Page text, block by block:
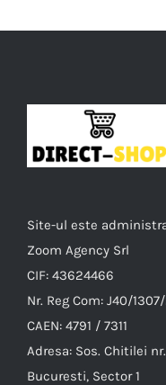
Site-ul este
Zoom Agency Srl
CIF: 43624466
Nr. Reg Com: J40/
CAEN: 4791 / 7311
Adresa: Sos. Chitilei
Bucuresti, Sector 1